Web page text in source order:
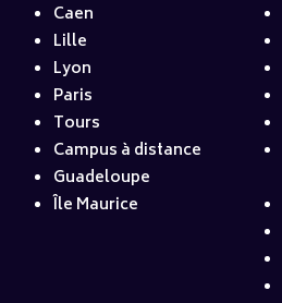
Caen
Lille
Lyon
Paris
Tours
Campus à distance
Guadeloupe
Île Maurice